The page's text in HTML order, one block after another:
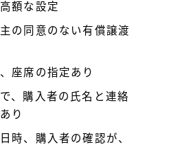
額な設定
の同意のない有償譲渡
座席の指定あり
、購入者の氏名と連絡
り
時、購入者の確認が、